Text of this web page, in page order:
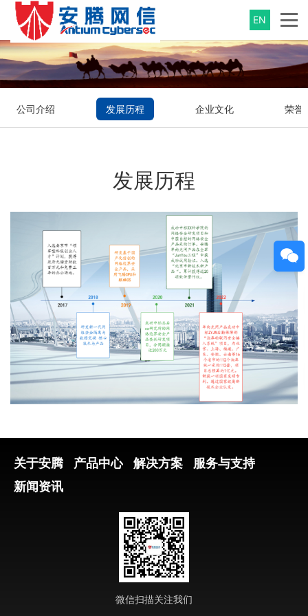
EN
公司介绍 发展历程 企业文化 荣誉
发展历程
关于安腾 产品中心 解决方案
服务与支持
新闻资讯
微信扫描关注我们